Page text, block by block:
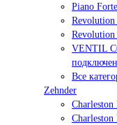
Piano
Revolution
VENTIL
Все
Zehnder
Charleston